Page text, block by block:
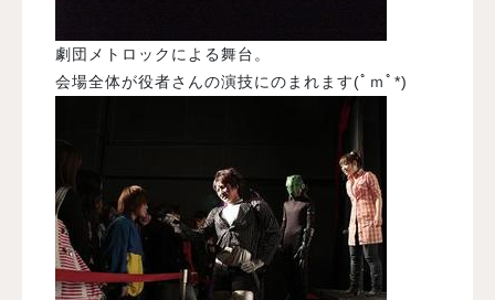
劇団メトロックによる舞台。
会場全体が役者さんの演技にのまれます(ﾟｍﾟ*)